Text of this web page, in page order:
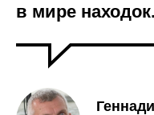
в мире находок.